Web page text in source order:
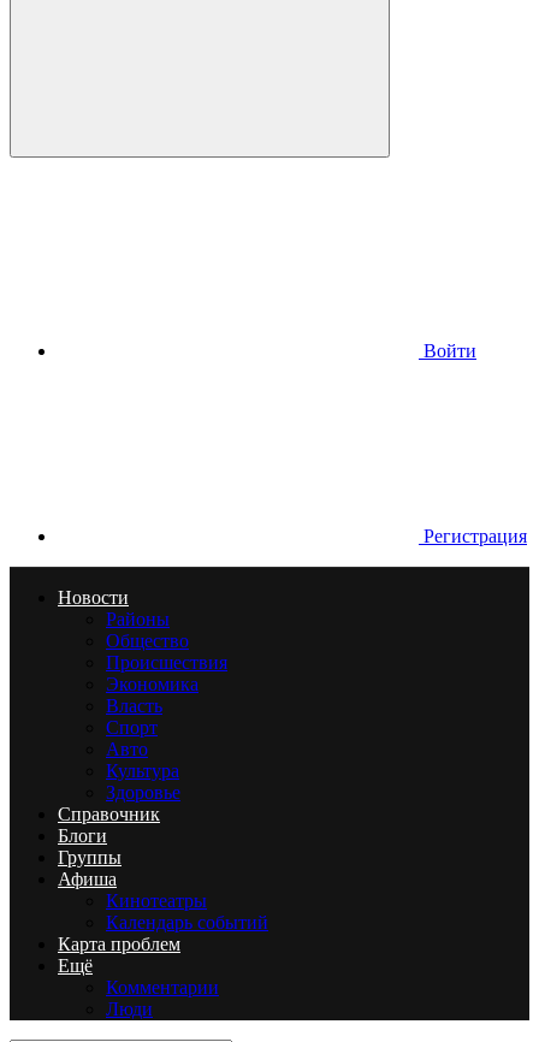
Войти
Регистрация
Новости
Районы
Общество
Происшествия
Экономика
Власть
Спорт
Авто
Культура
Здоровье
Справочник
Блоги
Группы
Афиша
Кинотеатры
Календарь событий
Карта проблем
Ещё
Комментарии
Люди